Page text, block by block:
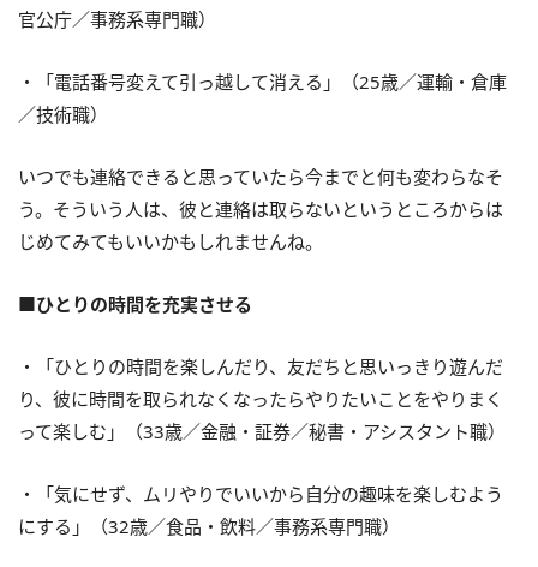
官公庁／事務系専門職）
・「電話番号変えて引っ越して消える」（25歳／運輸・倉庫
／技術職）
いつでも連絡できると思っていたら今までと何も変わらなそ
う。そういう人は、彼と連絡は取らないというところからは
じめてみてもいいかもしれませんね。
■ひとりの時間を充実させる
・「ひとりの時間を楽しんだり、友だちと思いっきり遊んだ
り、彼に時間を取られなくなったらやりたいことをやりまく
って楽しむ」（33歳／金融・証券／秘書・アシスタント職）
・「気にせず、ムリやりでいいから自分の趣味を楽しむよう
にする」（32歳／食品・飲料／事務系専門職）